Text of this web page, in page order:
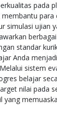
pada
membantu
simulasi ujian
standar
Anda
sistem
belajar
nilai pada
yang